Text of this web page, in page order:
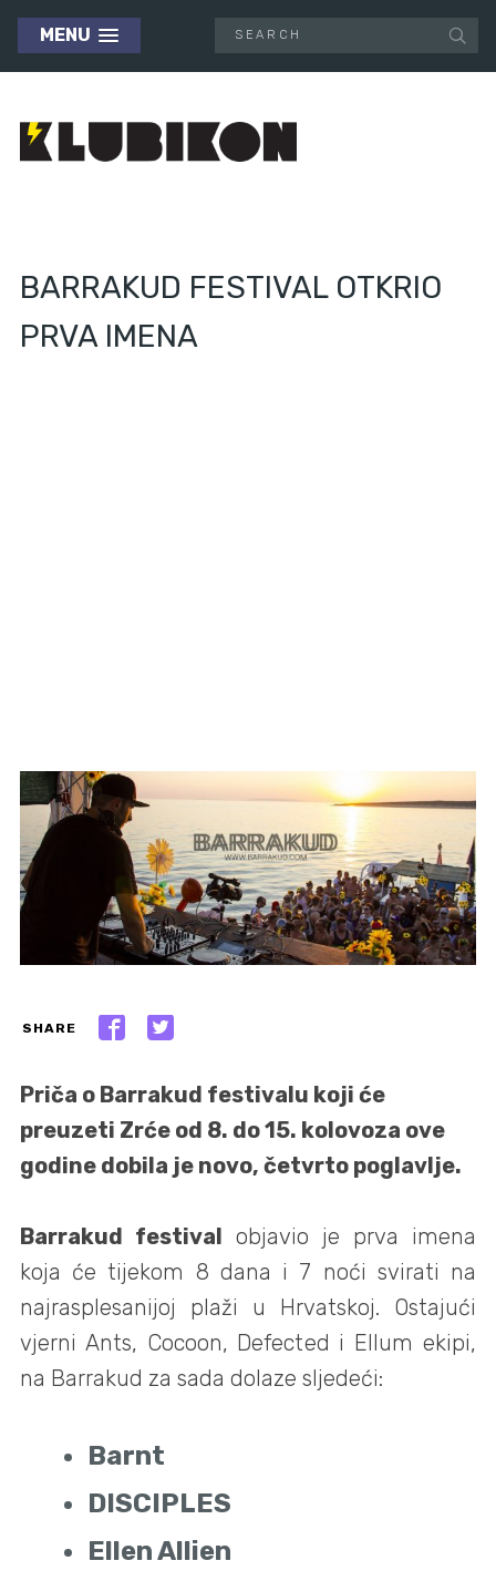
MENU
BARRAKUD FESTIVAL OTKRIO
PRVA IMENA
SHARE
Priča o Barrakud festivalu koji će
preuzeti Zrće od 8. do 15. kolovoza ove
godine dobila je novo, četvrto poglavlje.
Barrakud festival objavio je prva imena
koja će tijekom 8 dana i 7 noći svirati na
najrasplesanijoj plaži u Hrvatskoj. Ostajući
vjerni Ants, Cocoon, Defected i Ellum ekipi,
na Barrakud za sada dolaze sljedeći:
Barnt
DISCIPLES
Ellen Allien